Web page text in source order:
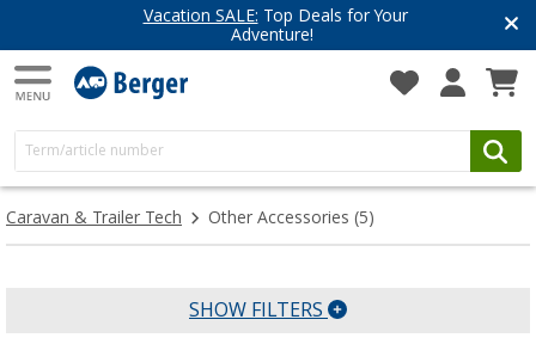
Vacation SALE: Top Deals for Your
Adventure!
Caravan & Trailer Tech Other Accessories (5)
SHOW FILTERS